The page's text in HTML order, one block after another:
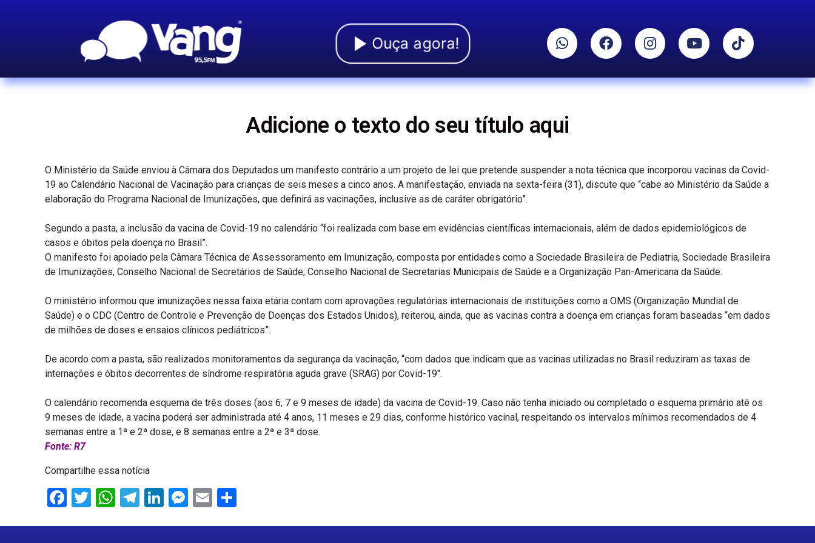
Ouça agora!
Adicione o texto do seu título aqui
O Ministério da Saúde enviou à Câmara dos Deputados um manifesto contrário a um projeto de lei que pretende suspender a nota técnica que incorporou vacinas da Covid-
19 ao Calendário Nacional de Vacinação para crianças de seis meses a cinco anos. A manifestação, enviada na sexta-feira (31), discute que “cabe ao Ministério da Saúde a
elaboração do Programa Nacional de Imunizações, que definirá as vacinações, inclusive as de caráter obrigatório”.
Segundo a pasta, a inclusão da vacina de Covid-19 no calendário “foi realizada com base em evidências científicas internacionais, além de dados epidemiológicos de
casos e óbitos pela doença no Brasil”.
O manifesto foi apoiado pela Câmara Técnica de Assessoramento em Imunização, composta por entidades como a Sociedade Brasileira de Pediatria, Sociedade Brasileira
de Imunizações, Conselho Nacional de Secretários de Saúde, Conselho Nacional de Secretarias Municipais de Saúde e a Organização Pan-Americana da Saúde.
O ministério informou que imunizações nessa faixa etária contam com aprovações regulatórias internacionais de instituições como a OMS (Organização Mundial de
Saúde) e o CDC (Centro de Controle e Prevenção de Doenças dos Estados Unidos), reiterou, ainda, que as vacinas contra a doença em crianças foram baseadas “em dados
de milhões de doses e ensaios clínicos pediátricos”.
De acordo com a pasta, são realizados monitoramentos da segurança da vacinação, “com dados que indicam que as vacinas utilizadas no Brasil reduziram as taxas de
internações e óbitos decorrentes de síndrome respiratória aguda grave (SRAG) por Covid-19″.
O calendário recomenda esquema de três doses (aos 6, 7 e 9 meses de idade) da vacina de Covid-19. Caso não tenha iniciado ou completado o esquema primário até os
9 meses de idade, a vacina poderá ser administrada até 4 anos, 11 meses e 29 dias, conforme histórico vacinal, respeitando os intervalos mínimos recomendados de 4
semanas entre a 1ª e 2ª dose, e 8 semanas entre a 2ª e 3ª dose.
Fonte: R7
Compartilhe essa notícia
Facebook
Twitter
WhatsApp
Telegram
LinkedIn
Messenger
Email